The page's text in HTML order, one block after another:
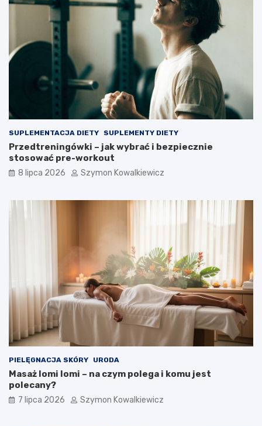
SUPLEMENTACJA DIETY SUPLEMENTY DIETY
Przedtreningówki – jak wybrać i bezpiecznie
stosować pre-workout
8 lipca 2026 Szymon Kowalkiewicz
PIELĘGNACJA SKÓRY URODA
Masaż lomi lomi – na czym polega i komu jest
polecany?
7 lipca 2026 Szymon Kowalkiewicz